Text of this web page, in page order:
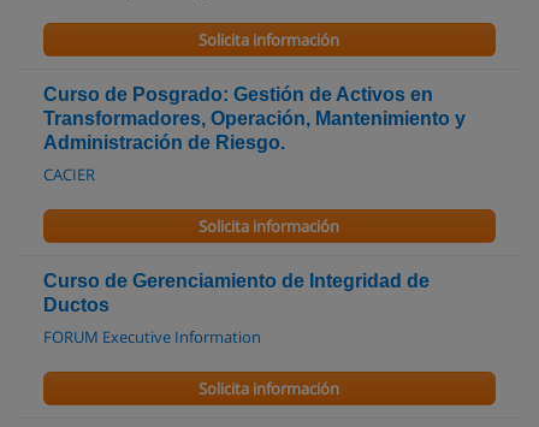
Solicita información
Curso de Posgrado: Gestión de Activos en
Transformadores, Operación, Mantenimiento y
Administración de Riesgo.
CACIER
Solicita información
Curso de Gerenciamiento de Integridad de
Ductos
FORUM Executive Information
Solicita información